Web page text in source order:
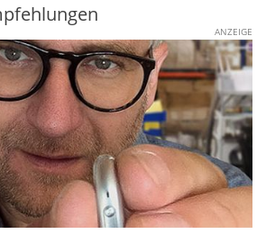
ANZEIGE